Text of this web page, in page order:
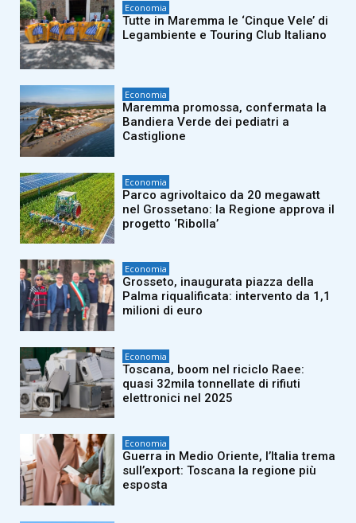
Economia
Tutte in Maremma le ‘Cinque Vele’ di
Legambiente e Touring Club Italiano
Economia
Maremma promossa, confermata la
Bandiera Verde dei pediatri a
Castiglione
Economia
Parco agrivoltaico da 20 megawatt
nel Grossetano: la Regione approva il
progetto ‘Ribolla’
Economia
Grosseto, inaugurata piazza della
Palma riqualificata: intervento da 1,1
milioni di euro
Economia
Toscana, boom nel riciclo Raee:
quasi 32mila tonnellate di rifiuti
elettronici nel 2025
Economia
Guerra in Medio Oriente, l’Italia trema
sull’export: Toscana la regione più
esposta